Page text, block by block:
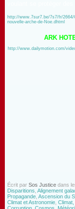
http://www.7sur7.be/7s7/fr/
nouvelle-arche-de-Noe.dhtml
ARK
http://www.dailymotion.com/
Écrit par Sos Justice dans
Disparitions Alignement
Propagande Ascension du
Climat et Astronomie